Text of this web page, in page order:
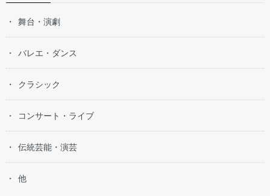
舞台・演劇
バレエ・ダンス
クラシック
コンサート・ライブ
伝統芸能・演芸
他